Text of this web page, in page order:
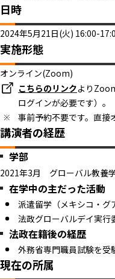
日時
2024年5月21日(火) 16:00-
実施形態
オンライン(Zoom)
こちらのリンクより
ログインが必要です）。
事前予約不要です。直接
講演者の経歴
学部
2021年3月 グローバル教養
在学中の主だった活動
派遣留学（メキシコ・グ
法政グローバルデイ実行
法政在籍後の経歴
外務省専門職員試験を受
現在の所属